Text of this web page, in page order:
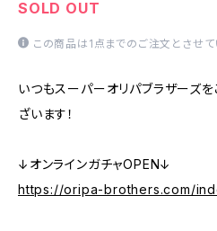
SOLD OUT
この商品は1点までのご注文とさせて
いつもスーパーオリパブラザーズ
ざいます！
↓オンラインガチャOPEN↓
https://oripa-brothers.com/